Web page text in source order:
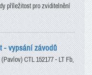
příležitost pro zviditelnění
- vypsání závodů
CTL 152177 - LT Fb,